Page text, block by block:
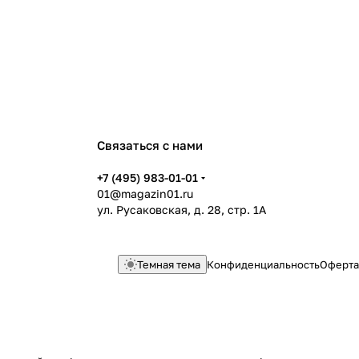
Связаться с нами
+7 (495) 983-01-01
01@magazin01.ru
ул. Русаковская, д. 28, стр. 1А
Темная тема КонфиденциальностьОферта